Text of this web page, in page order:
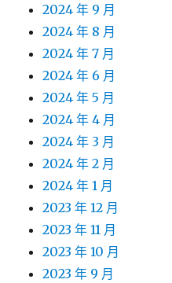
2024 年 9 月
2024 年 8 月
2024 年 7 月
2024 年 6 月
2024 年 5 月
2024 年 4 月
2024 年 3 月
2024 年 2 月
2024 年 1 月
2023 年 12 月
2023 年 11 月
2023 年 10 月
2023 年 9 月